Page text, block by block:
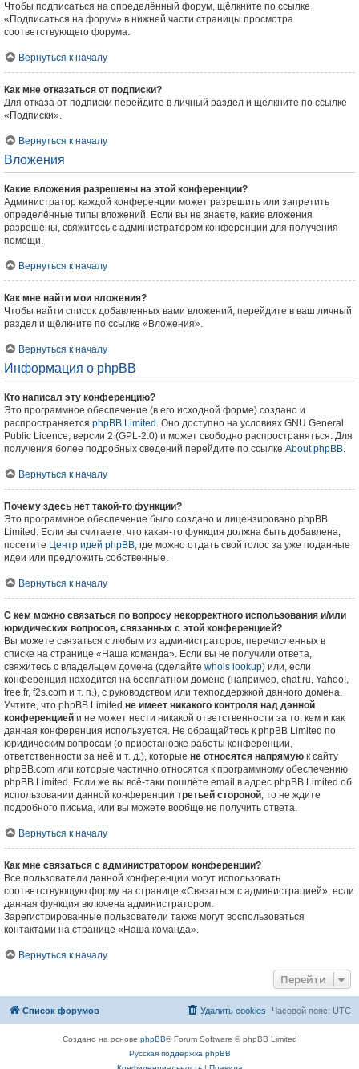
Чтобы подписаться на определённый форум, щёлкните по ссылке
«Подписаться на форум» в нижней части страницы просмотра
соответствующего форума.
Вернуться к началу
Как мне отказаться от подписки?
Для отказа от подписки перейдите в личный раздел и щёлкните по ссылке
«Подписки».
Вернуться к началу
Вложения
Какие вложения разрешены на этой конференции?
Администратор каждой конференции может разрешить или запретить
определённые типы вложений. Если вы не знаете, какие вложения
разрешены, свяжитесь с администратором конференции для получения
помощи.
Вернуться к началу
Как мне найти мои вложения?
Чтобы найти список добавленных вами вложений, перейдите в ваш личный
раздел и щёлкните по ссылке «Вложения».
Вернуться к началу
Информация о phpBB
Кто написал эту конференцию?
Это программное обеспечение (в его исходной форме) создано и
распространяется phpBB Limited . Оно доступно на условиях GNU General
Public Licence, версии 2 (GPL-2.0) и может свободно распространяться. Для
получения более подробных сведений перейдите по ссылке About phpBB.
Вернуться к началу
Почему здесь нет такой-то функции?
Это программное обеспечение было создано и лицензировано phpBB
Limited. Если вы считаете, что какая-то функция должна быть добавлена,
посетите Центр идей phpBB, где можно отдать свой голос за уже поданные
идеи или предложить собственные.
Вернуться к началу
С кем можно связаться по вопросу некорректного использования и/или
юридических вопросов, связанных с этой конференцией?
Вы можете связаться с любым из администраторов, перечисленных в
списке на странице «Наша команда». Если вы не получили ответа,
свяжитесь с владельцем домена (сделайте whois lookup) или, если
конференция находится на бесплатном домене (например, chat.ru, Yahoo!,
free.fr, f2s.com и т. п.), с руководством или техподдержкой данного домена.
Учтите, что phpBB Limited не имеет никакого контроля над данной
конференцией и не может нести никакой ответственности за то, кем и как
данная конференция используется. Не обращайтесь к phpBB Limited по
юридическим вопросам (о приостановке работы конференции,
ответственности за неё и т. д.), которые не относятся напрямую к сайту
phpBB.com или которые частично относятся к программному обеспечению
phpBB Limited. Если же вы всё-таки пошлёте email в адрес phpBB Limited об
использовании данной конференции третьей стороной, то не ждите
подробного письма, или вы можете вообще не получить ответа.
Вернуться к началу
Как мне связаться с администратором конференции?
Все пользователи данной конференции могут использовать
соответствующую форму на странице «Связаться с администрацией», если
данная функция включена администратором.
Зарегистрированные пользователи также могут воспользоваться
контактами на странице «Наша команда».
Вернуться к началу
Перейти
Список форумов Часовой пояс: UTC
Удалить cookies
Создано на основе phpBB® Forum Software © phpBB Limited
Русская поддержка phpBB